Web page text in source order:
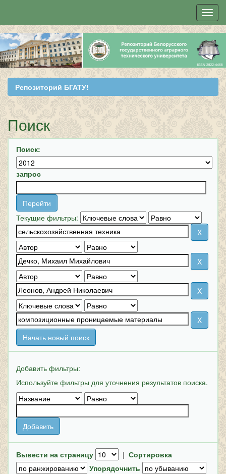
Skip
navigation
Репозиторий БГАТУ!
Поиск
Поиск:
запрос
Текущие фильтры:
Начать новый поиск
Добавить фильтры:
Используйте фильтры для уточнения результатов поиска.
Вывести на страницу | Сортировка
Упорядочнить